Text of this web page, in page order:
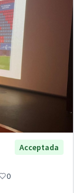
Acceptada
0